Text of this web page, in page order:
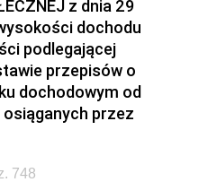
z dnia 29
dochodu
podlegającej
przepisów o
dochodowym od
przez
748